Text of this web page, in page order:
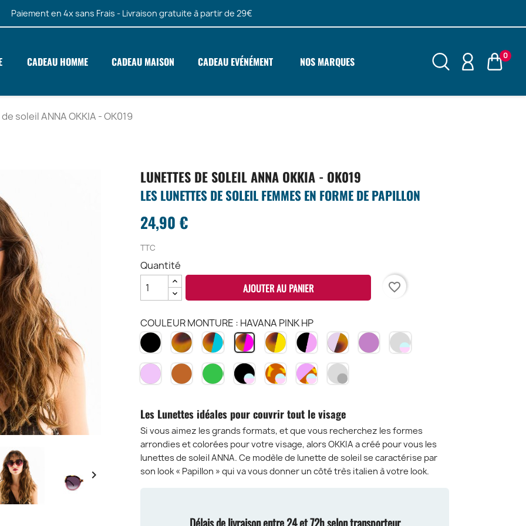
Paiement en 4x sans Frais - Livraison gratuite à partir de 29€
CADEAU HOMME CADEAU MAISON CADEAU EVÉNÉMENT NOS MARQUES 0
soleil ANNA OKKIA - OK019

LUNETTES DE SOLEIL ANNA OKKIA - OK019
LES LUNETTES DE SOLEIL FEMMES EN FORME DE PAPILLON
24,90 €
TTC
Quantité
AJOUTER AU PANIER favorite_border
COULEUR MONTURE : HAVANA PINK HP
NOIR
BK
HAVANA
CH
HAVANA
&
BLEU
HB
HAVANA
PINK
HP
HAVANA
YELLOW
BLACK
&
ROSE
BP
PINK
HAVANA
LILAS
LB
TRANSPARENT
CLEAR
PINK
TPI
BROWN
TBR
VERT
TGR
BLACK
ET
PINK
LENS
BK-
BP
HAVANA
ET
PINK
LENS
CH-
BP
PINK
HAVANA
BLUE
PINK
LENS
-
PH-
BP
TRANSPARENT
CLEAR
-
TCL-
BK
Les Lunettes idéales pour couvrir tout le visage
Si vous aimez les grands formats, et que vous recherchez les formes
arrondies et colorées pour votre visage, alors OKKIA a créé pour vous les
lunettes de soleil ANNA. Ce modèle de lunette de soleil se caractérise par
son look « Papillon » qui va vous donner un côté très italien à votre look.